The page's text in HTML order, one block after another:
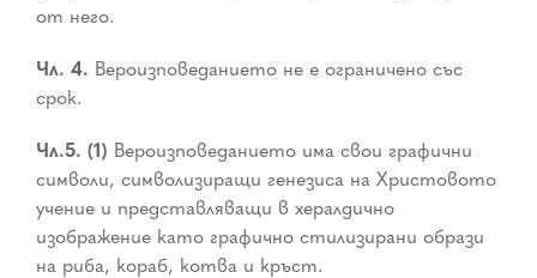
от него.
Чл. 4. Вероизповеданието не е ограничено със
срок.
Чл.5. (1) Вероизповеданието има свои графични
символи, символизиращи генезиса на Христовото
учение и представляващи в хералдично
изображение като графично стилизирани образи
на риба, кораб, котва и кръст.